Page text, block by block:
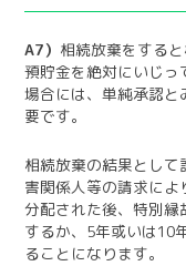
A7） 相続放棄をする
預貯金を絶対にいじ
場合には、単純承認
要です。
相続放棄の結果とし
害関係人等の請求に
分配された後、特別
するか、 5年或いは10
ることになります。